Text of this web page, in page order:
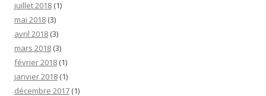
juillet 2018 (1)
mai 2018 (3)
avril 2018 (3)
mars 2018 (3)
février 2018 (1)
janvier 2018 (1)
décembre 2017 (1)